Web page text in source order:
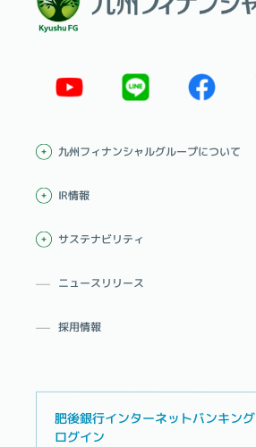
九州フィナンシャルグループについて
IR情報
サステナビリティ
ニュースリリース
採用情報
肥後銀行インターネットバンキング
ログイン